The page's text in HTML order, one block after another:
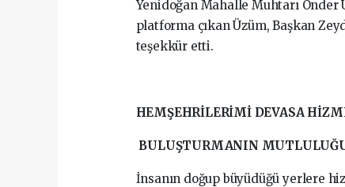
Yenidoğan Mahalle Muhtarı
platforma çıkan Üzüm, Başkan
teşekkür etti.
HEMŞEHRİLERİMİ DEVASA
BULUŞTURMANIN
İnsanın doğup büyüdüğü yerlere